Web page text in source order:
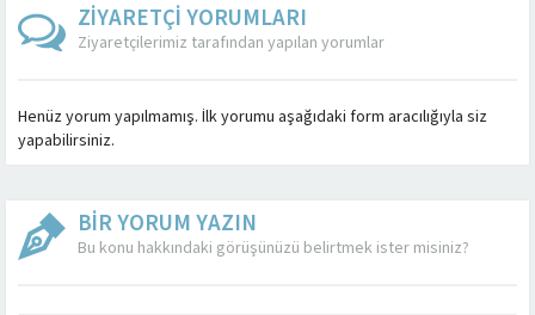
ZİYARETÇİ YORUMLARI
Ziyaretçilerimiz tarafından yapılan yorumlar
Henüz yorum yapılmamış. İlk yorumu aşağıdaki form aracılığıyla siz
yapabilirsiniz.
BİR YORUM YAZIN
Bu konu hakkındaki görüşünüzü belirtmek ister misiniz?